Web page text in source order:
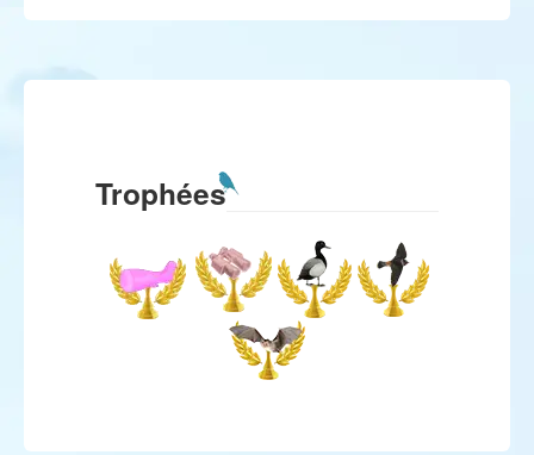
Trophées